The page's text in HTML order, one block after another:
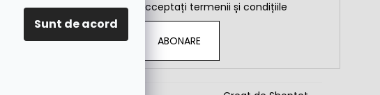
Sunt de acord
acceptați termenii și condițiile
ABONARE